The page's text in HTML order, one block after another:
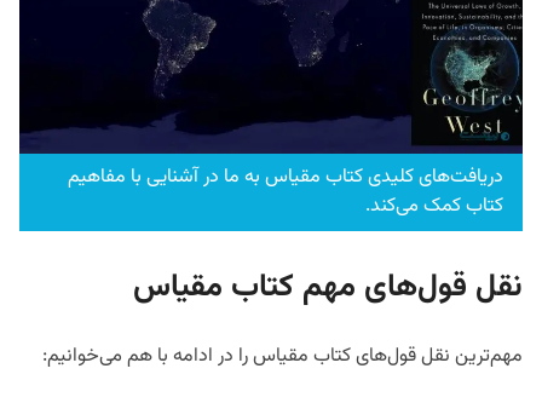
دریافت‌های کلیدی کتاب مقیاس به ما در آشنایی با مفاهیم
کتاب کمک می‌کند.
نقل قول‌های مهم کتاب مقیاس
مهم‌ترین نقل قول‌های کتاب مقیاس را در ادامه با هم می‌خوانیم: